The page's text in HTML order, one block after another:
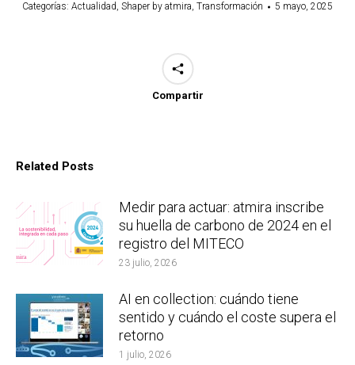
Categorías: Actualidad, Shaper by atmira, Transformación 5 mayo, 2025
Compartir
Related Posts
Medir para actuar: atmira inscribe
su huella de carbono de 2024 en el
registro del MITECO
23 julio, 2026
AI en collection: cuándo tiene
sentido y cuándo el coste supera el
retorno
1 julio, 2026